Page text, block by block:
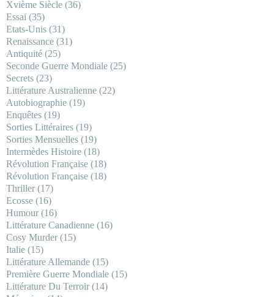
Xvième Siècle (36)
Essai (35)
Etats-Unis (31)
Renaissance (31)
Antiquité (25)
Seconde Guerre Mondiale (25)
Secrets (23)
Littérature Australienne (22)
Autobiographie (19)
Enquêtes (19)
Sorties Littéraires (19)
Sorties Mensuelles (19)
Intermèdes Histoire (18)
Révolution Française (18)
Révolution Française (18)
Thriller(17)
Ecosse (16)
Humour(16)
Littérature Canadienne (16)
Cosy Murder(15)
Italie (15)
Littérature Allemande (15)
Première Guerre Mondiale (15)
Littérature Du Terroir(14)